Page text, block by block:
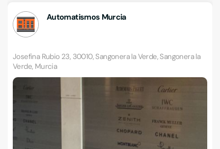
Automatismos Murcia
Josefina Rubio 23, 30010, Sangonera la Verde, Sangonera la
Verde, Murcia